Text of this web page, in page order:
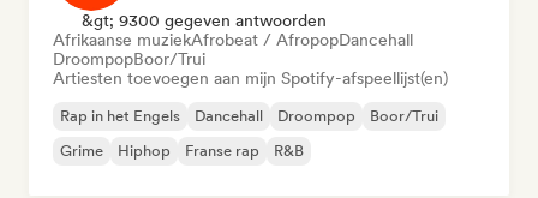
&gt; 9300 gegeven antwoorden
Afrikaanse muziekAfrobeat / AfropopDancehall
DroompopBoor/Trui
Artiesten toevoegen aan mijn Spotify-afspeellijst(en)
Rap in het Engels Dancehall Droompop
Boor/Trui
Grime
Hiphop Franse rap R&B